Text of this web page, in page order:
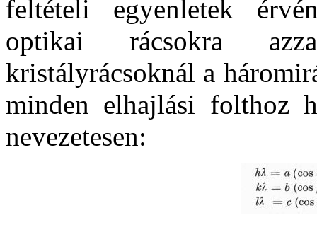
feltételi egyenletek
optikai rácsokra
kristályrácsoknál a
minden elhajlási folthoz
nevezetesen: